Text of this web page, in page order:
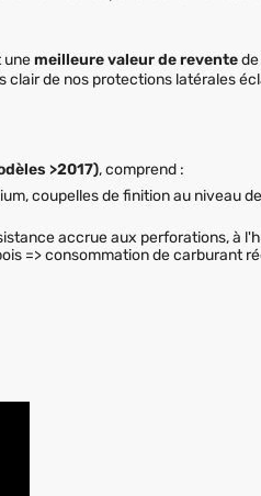
unemeilleure valeur de revente
clair de nos protections latérales
>2017), comprend :
coupelles de finition au niveau
accrue aux perforations, à
=> consommation de carburant